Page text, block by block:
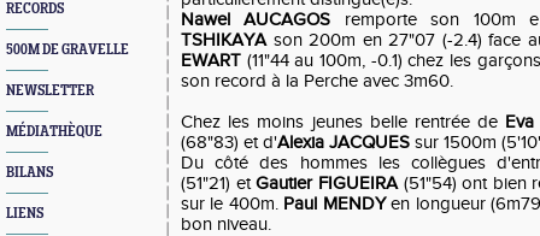
RECORDS
500M DE GRAVELLE
NEWSLETTER
MÉDIATHÈQUE
BILANS
LIENS
Nawel AUCAGOS remporte son 100m
TSHIKAYAson 200m en 27"07 (-2.4) face
EWART (11"44 au 100m, -0.1) chez les
son record à la Perche avec 3m60.
Chez les moins jeunes belle rentrée de Eva
(68"83) et d'Alexia JACQUES sur 1500m
Du côté des hommes les collègues
(51"21) etGautier FIGUEIRA(51"54) ont bien
sur le 400m. Paul MENDYen longueur
bon niveau.